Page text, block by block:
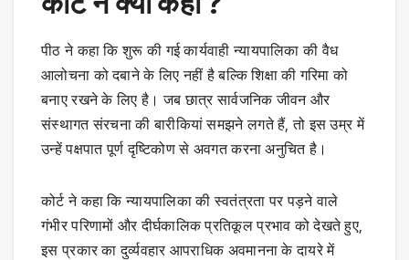
पीठ ने कहा कि शुरू की गई कार्यवाही न्यायपालिका की वैध
आलोचना को दबाने के लिए नहीं है बल्कि शिक्षा की गरिमा को
बनाए रखने के लिए है। जब छात्र सार्वजनिक जीवन और
संस्थागत संरचना की बारीकियां समझने लगते हैं, तो इस उम्र में
उन्हें पक्षपात पूर्ण दृष्टिकोण से अवगत करना अनुचित है।
कोर्ट ने कहा कि न्यायपालिका की स्वतंत्रता पर पड़ने वाले
गंभीर परिणामों और दीर्घकालिक प्रतिकूल प्रभाव को देखते हुए,
इस प्रकार का दुर्व्यवहार आपराधिक अवमानना के दायरे में